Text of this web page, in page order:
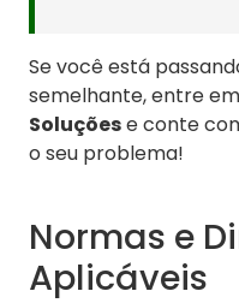
Se você está
semelhante, entre
Soluçõese conte
o seu problema!
Normas e
Aplicáveis